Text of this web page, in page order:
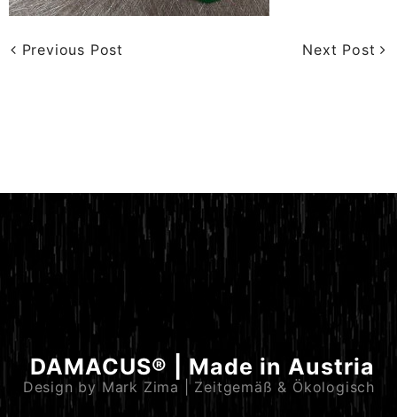
Previous Post Next Post
DAMACUS® | Made in Austria
Design by Mark Zima | Zeitgemäß & Ökologisch